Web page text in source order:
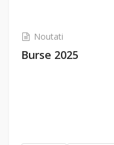
Noutati
Burse 2025